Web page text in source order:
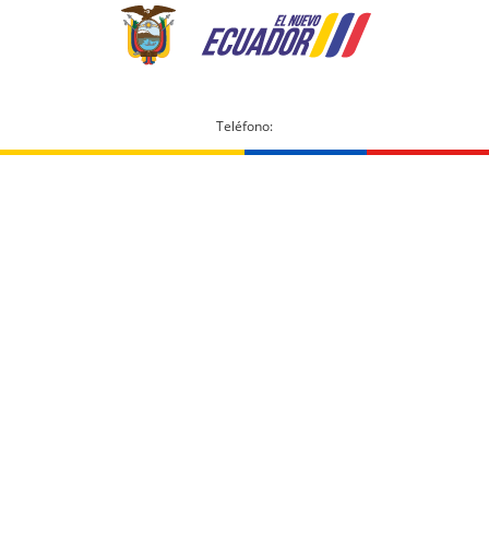
Teléfono: